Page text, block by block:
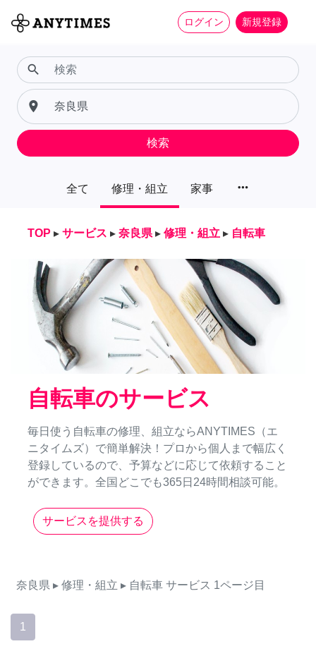
ログイン 新規登録
全て 修理・組立 家事 more_horiz
search
place
検索
TOP ▸ サービス ▸ 奈良県 ▸ 修理・組立 ▸ 自転車
自転車のサービス
毎日使う自転車の修理、組立ならANYTIMES（エ
ニタイムズ）で簡単解決！プロから個人まで幅広く
登録しているので、予算などに応じて依頼すること
ができます。全国どこでも365日24時間相談可能。
サービスを提供する
奈良県 ▸ 修理・組立 ▸ 自転車 サービス 1ページ目
1